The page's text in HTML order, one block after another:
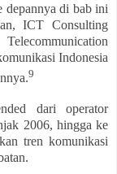
depannya di bab ini
ICT Consulting
Indonesia
9
dari operator
2006, hingga ke
tren komunikasi